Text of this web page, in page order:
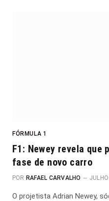
FÓRMULA 1
F1: Newey revela que
fase de novo carro
POR RAFAEL CARVALHO
O projetista Adrian Newey,